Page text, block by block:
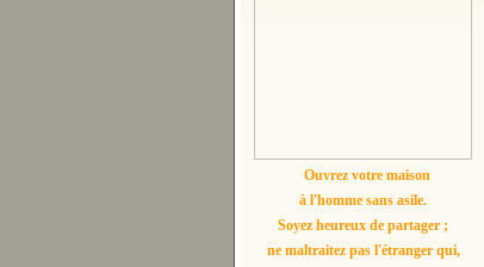
Ouvrez votre maison
à l'homme sans asile.
Soyez heureux de partager ;
ne maltraitez pas l'étranger qui,